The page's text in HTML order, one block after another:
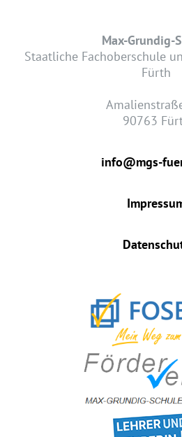
Max-Grundig-
Staatliche Fachoberschule
Fürth
90763
info@mgs-